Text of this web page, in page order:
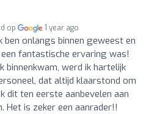
op 1 year ago
ben onlangs binnen geweest en
fantastische ervaring was!
binnenkwam, werd ik hartelijk
dat altijd klaarstond om
dit ten eerste aanbevelen aan
Het is zeker een aanrader!!